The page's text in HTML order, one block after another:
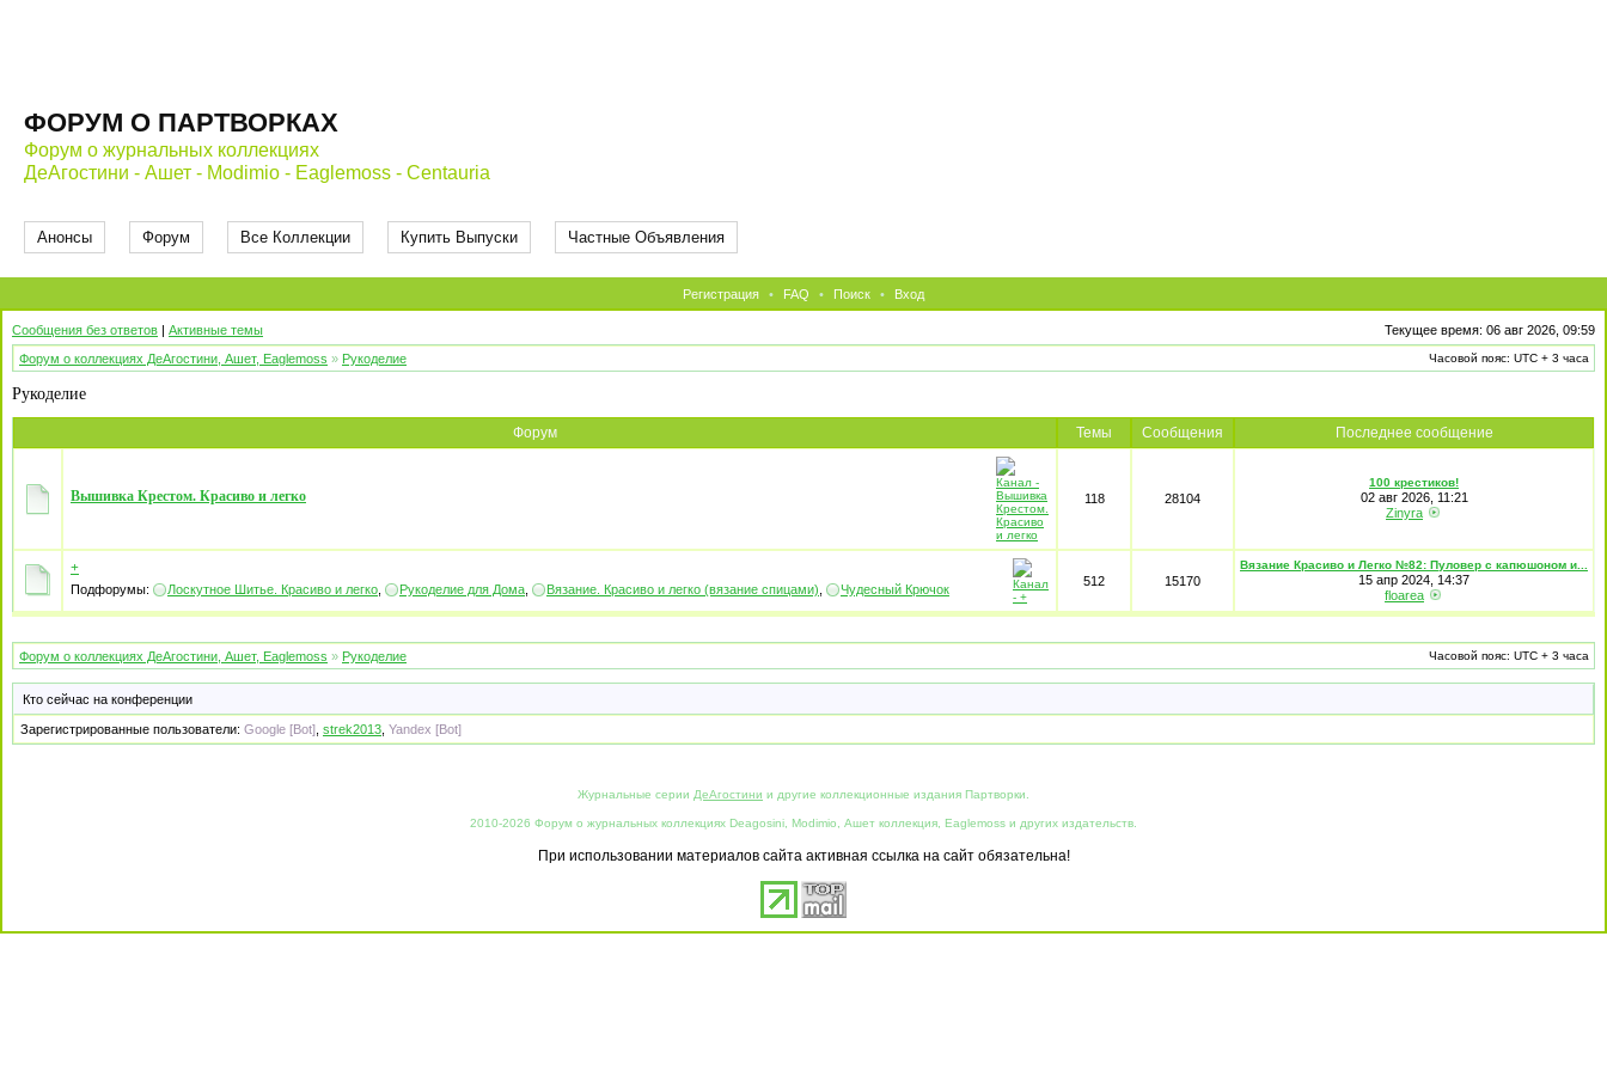
ФОРУМ О ПАРТВОРКАХ
Форум о журнальных коллекциях
ДеАгостини - Ашет - Modimio - Eaglemoss - Centauria
Анонсы Форум Все Коллекции Купить Выпуски Частные Объявления
Регистрация • FAQ • Поиск • Вход
Сообщения без ответов | Активные темы
Текущее время: 06 авг 2026, 09:59
Форум о коллекциях ДеАгостини, Ашет, Eaglemoss » Рукоделие Часовой пояс: UTC + 3 часа
Рукоделие
Форум Темы Сообщения Последнее сообщение
Вышивка Крестом. Красиво и легко 118 28104
100 крестиков!
02 авг 2026, 11:21
Zinyra
+
Подфорумы: Лоскутное Шитье. Красиво и легко Рукоделие для Дома Вязание. Красиво и легко (вязание спицами) Чудесный Крючок
512 15170
Вязание Красиво и Легко №82: Пуловер с капюшоном и...
15 апр 2024, 14:37
floarea
Форум о коллекциях ДеАгостини, Ашет, Eaglemoss » Рукоделие Часовой пояс: UTC + 3 часа
Кто сейчас на конференции
Зарегистрированные пользователи: Google [Bot] strek2013 Yandex [Bot]
Журнальные серии ДеАгостини и другие коллекционные издания Партворки.
2010-2026 Форум о журнальных коллекциях Deagosini, Modimio, Ашет коллекция, Eaglemoss и других издательств.
При использовании материалов сайта активная ссылка на сайт обязательна!